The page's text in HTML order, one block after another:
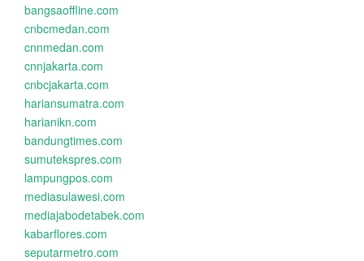
bangsaoffline.com
cnbcmedan.com
cnnmedan.com
cnnjakarta.com
cnbcjakarta.com
hariansumatra.com
harianikn.com
bandungtimes.com
sumutekspres.com
lampungpos.com
mediasulawesi.com
mediajabodetabek.com
kabarflores.com
seputarmetro.com